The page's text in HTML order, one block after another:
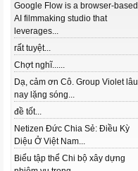
Google Flow is a browser-based
AI filmmaking studio that
leverages...
rất tuyệt...
Chợt nghĩ......
Dạ, cảm ơn Cô. Group Violet lâu
nay lặng sóng...
đề tốt...
Netizen Đức Chia Sẻ: Điều Kỳ
Diệu Ở Việt Nam...
Biểu tập thể Chi bộ xây dựng